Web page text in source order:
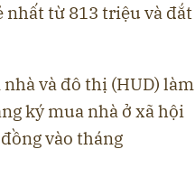
nhất từ 813 triệu và đắt
và đô thị (HUD) làm
ký mua nhà ở xã hội
vào tháng